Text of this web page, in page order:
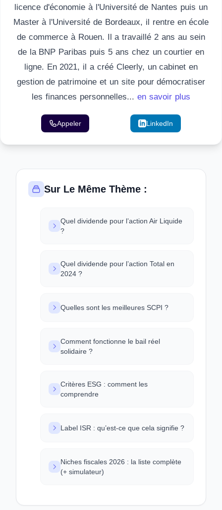
licence d'économie à l'Université de Nantes puis un
Master à l'Université de Bordeaux, il rentre en école
de commerce à Rouen. Il a travaillé 2 ans au sein
de la BNP Paribas puis 5 ans chez un courtier en
ligne. En 2021, il a créé Cleerly, un cabinet en
gestion de patrimoine et un site pour démocratiser
les finances personnelles... en savoir plus
Appeler LinkedIn
Sur Le Même Thème :
Quel dividende pour l’action Air Liquide
?
Quel dividende pour l’action Total en
2024 ?
Quelles sont les meilleures SCPI ?
Comment fonctionne le bail réel
solidaire ?
Critères ESG : comment les
comprendre
Label ISR : qu’est-ce que cela signifie ?
Niches fiscales 2026 : la liste complète
(+ simulateur)